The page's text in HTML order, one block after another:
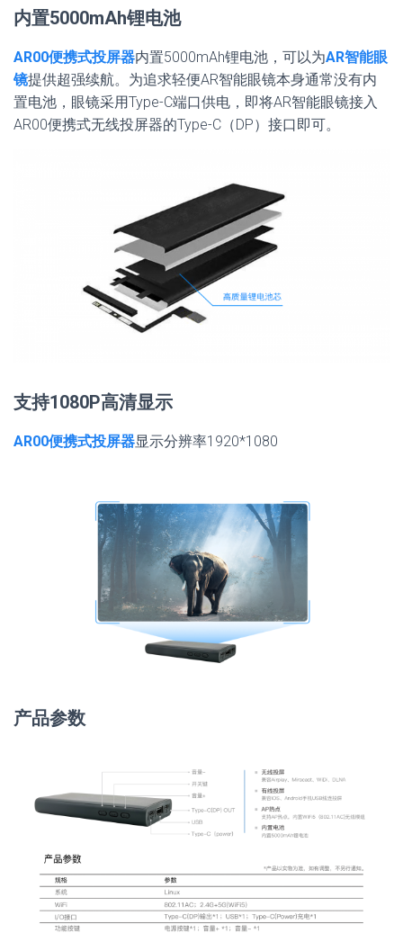
内置5000mAh锂电池
AR00便携式投屏器内置5000mAh锂电池，可以为AR智能眼
镜提供超强续航。为追求轻便AR智能眼镜本身通常没有内
置电池，眼镜采用Type-C端口供电，即将AR智能眼镜接入
AR00便携式无线投屏器的Type-C（DP）接口即可。
支持1080P高清显示
AR00便携式投屏器显示分辨率1920*1080
产品参数